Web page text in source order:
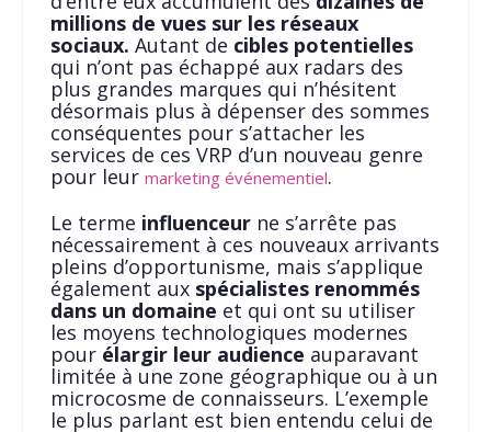
millions de vues sur les réseaux
sociaux. Autant de cibles potentielles
qui n’ont pas échappé aux radars des
plus grandes marques qui n’hésitent
désormais plus à dépenser des sommes
conséquentes pour s’attacher les
services de ces VRP d’un nouveau genre
pour leur marketing événementiel.
Le terme influenceurne s’arrête pas
nécessairement à ces nouveaux arrivants
pleins d’opportunisme, mais s’applique
également aux spécialistes renommés
dans un domaine et qui ont su utiliser
les moyens technologiques modernes
pour élargir leur audience auparavant
limitée à une zone géographique ou à un
microcosme de connaisseurs. L’exemple
le plus parlant est bien entendu celui de